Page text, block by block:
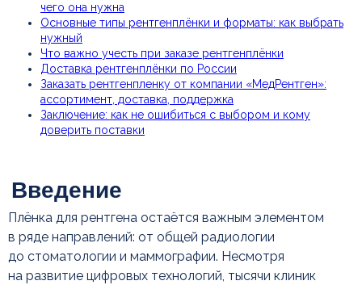
чего она нужна
Основные типы рентгенплёнки и форматы: как выбрать
нужный
Что важно учесть при заказе рентгенплёнки
Доставка рентгенплёнки по России
Заказать рентгенпленку от компании «МедРентген»:
ассортимент, доставка, поддержка
Заключение: как не ошибиться с выбором и кому
доверить поставки
Плёнка для рентгена остаётся важным элементом
в ряде направлений: от общей радиологии
до стоматологии и маммографии. Несмотря
на развитие цифровых технологий, тысячи клиник
Область применения
рентгеновской плёнки: где
и для чего она нужна